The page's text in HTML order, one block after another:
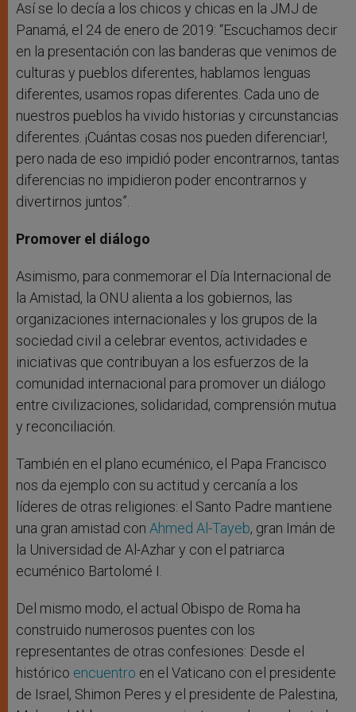
Así se lo decía a los chicos y chicas en la JMJ de
Panamá, el 24 de enero de 2019: “Escuchamos decir
en la presentación con las banderas que venimos de
culturas y pueblos diferentes, hablamos lenguas
diferentes, usamos ropas diferentes. Cada uno de
nuestros pueblos ha vivido historias y circunstancias
diferentes. ¡Cuántas cosas nos pueden diferenciar!,
pero nada de eso impidió poder encontrarnos, tantas
diferencias no impidieron poder encontrarnos y
divertirnos juntos”.
Promover el diálogo
Asimismo, para conmemorar el Día Internacional de
la Amistad, la ONU alienta a los gobiernos, las
organizaciones internacionales y los grupos de la
sociedad civil a celebrar eventos, actividades e
iniciativas que contribuyan a los esfuerzos de la
comunidad internacional para promover un diálogo
entre civilizaciones, solidaridad, comprensión mutua
y reconciliación.
También en el plano ecuménico, el Papa Francisco
nos da ejemplo con su actitud y cercanía a los
líderes de otras religiones: el Santo Padre mantiene
una gran amistad con Ahmed Al-Tayeb, gran Imán de
la Universidad de Al-Azhar y con el patriarca
ecuménico Bartolomé I.
Del mismo modo, el actual Obispo de Roma ha
construido numerosos puentes con los
representantes de otras confesiones: Desde el
histórico encuentro en el Vaticano con el presidente
de Israel, Shimon Peres y el presidente de Palestina,